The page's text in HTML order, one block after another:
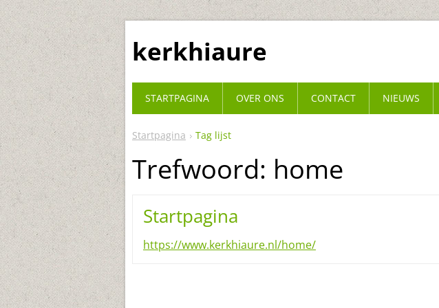
kerkhiaure
Startpagina Tag lijst
Trefwoord: home
Startpagina
https://www.kerkhiaure.nl/home/
STARTPAGINA OVER ONS CONTACT NIEUWS